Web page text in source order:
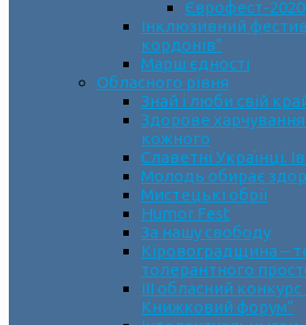
Єврофест-2020
Інклюзивний
кордонів”
Марш єдності
Обласного рівня
Знай і люби свій
Здорове харчування
кожного
Славетні Українці.
Молодь обирає
Мистецькі обрії
Humor Fest
За нашу свободу
Кіровоградщина –
толерантного
ІII обласний
Книжковий форум”